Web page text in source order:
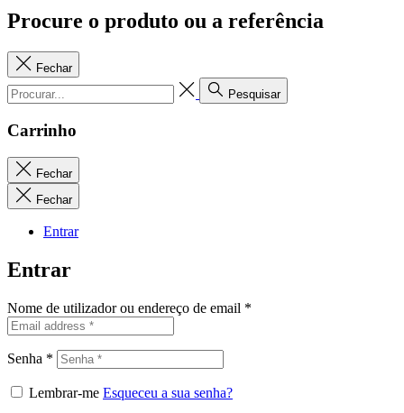
Procure o produto ou a referência
Fechar
Pesquisar
Carrinho
Fechar
Fechar
Entrar
Entrar
Nome de utilizador ou endereço de email *
Senha *
Lembrar-me Esqueceu a sua senha?